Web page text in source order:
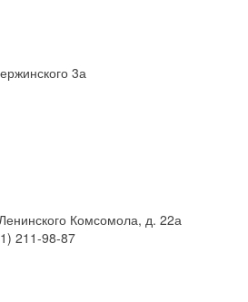
3а
Комсомола, д. 22а
211-98-87